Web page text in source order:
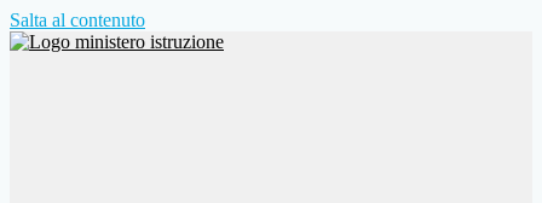
Salta al contenuto